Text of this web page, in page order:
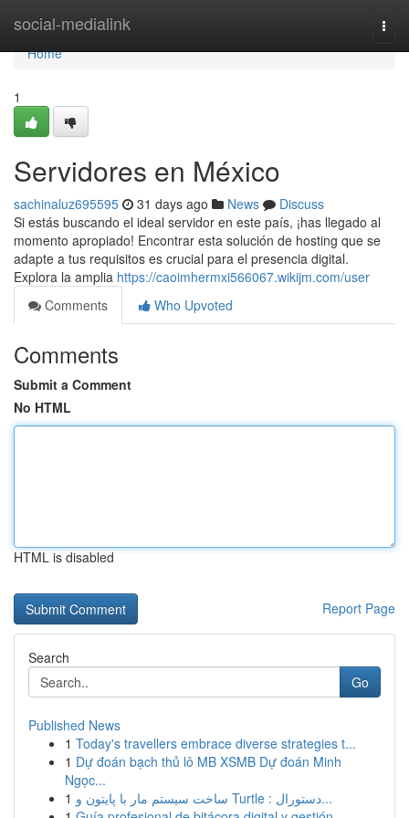
social-medialink
Home
Home
1
Servidores en México
sachinaluz695595 31 days ago News
Discuss
Si estás buscando el ideal servidor en este país, ¡has llegado al
momento apropiado! Encontrar esta solución de hosting que se
adapte a tus requisitos es crucial para el presencia digital.
Explora la amplia https://caoimhermxi566067.wikijm.com/user
Comments
Who Upvoted
Comments
Submit a Comment
No HTML
HTML is disabled
Report Page
Search
Go
Published News
1 Today's travellers embrace diverse strategies t...
1 Dự đoán bạch thủ lô MB XSMB Dự đoán Minh
Ngọc...
1
ساخت سیستم مار با پایتون و Turtle : دستورال...